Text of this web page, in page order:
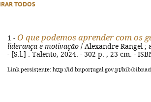
TODOS
1 - O que podemos aprender com os
liderança e motivação / Alexandre Rangel ;
- [S.l.] : Talento, 2024. - 302 p. ; 23 cm. -
Link persistente: http://id.bnportugal.gov.pt/bib/